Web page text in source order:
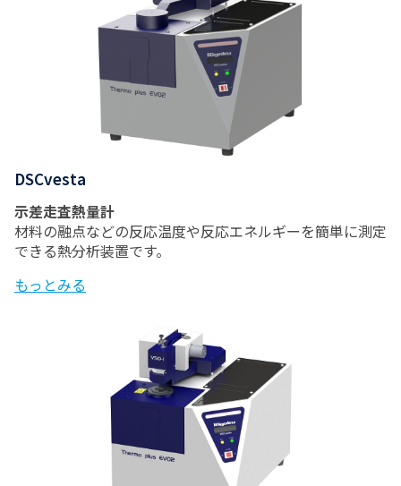
DSCvesta
示差走査熱量計
材料の融点などの反応温度や反応エネルギーを簡単に測定
できる熱分析装置です。
もっとみる